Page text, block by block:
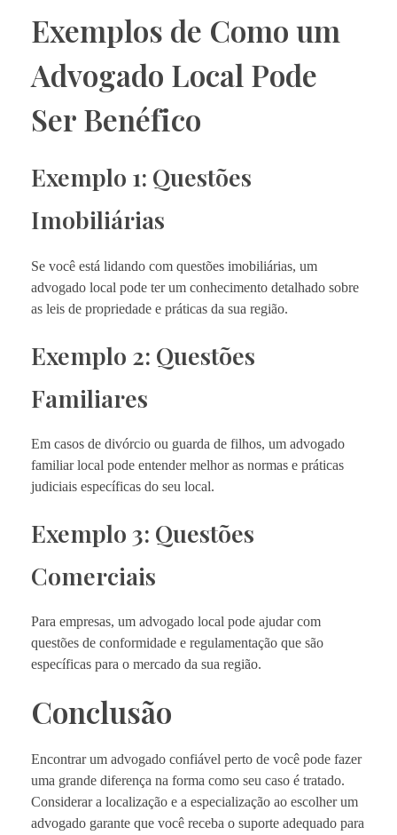
Exemplos de Como um
Advogado Local Pode
Ser Benéfico
Exemplo 1: Questões
Imobiliárias
Se você está lidando com questões imobiliárias, um
advogado local pode ter um conhecimento detalhado sobre
as leis de propriedade e práticas da sua região.
Exemplo 2: Questões
Familiares
Em casos de divórcio ou guarda de filhos, um advogado
familiar local pode entender melhor as normas e práticas
judiciais específicas do seu local.
Exemplo 3: Questões
Comerciais
Para empresas, um advogado local pode ajudar com
questões de conformidade e regulamentação que são
específicas para o mercado da sua região.
Conclusão
Encontrar um advogado confiável perto de você pode fazer
uma grande diferença na forma como seu caso é tratado.
Considerar a localização e a especialização ao escolher um
advogado garante que você receba o suporte adequado para